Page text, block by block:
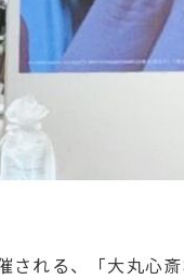
れる、「大丸心